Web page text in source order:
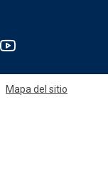
Mapa del sitio